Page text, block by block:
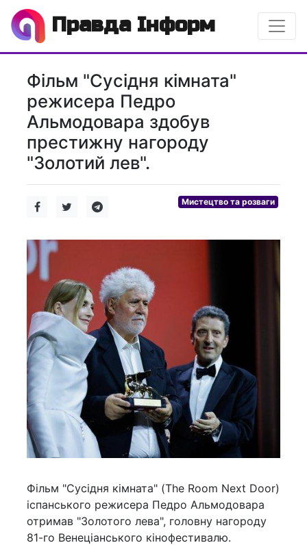
Правда Інформ
Фільм "Сусідня кімната"
режисера Педро
Альмодовара здобув
престижну нагороду
"Золотий лев".
Мистецтво та розваги
Фільм "Сусідня кімната" (The Room Next Door)
іспанського режисера Педро Альмодовара
отримав "Золотого лева", головну нагороду
81-го Венеціанського кінофестивалю.